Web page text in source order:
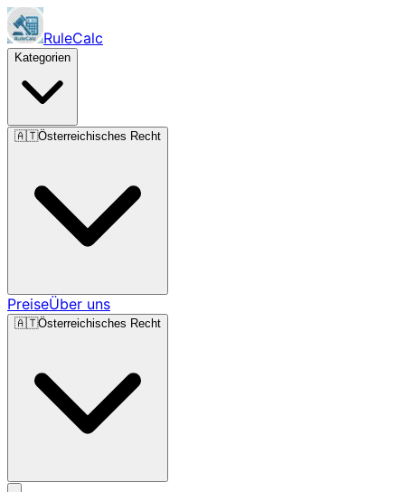
RuleCalc
Kategorien
🇦🇹Österreichisches Recht
PreiseÜber uns
🇦🇹Österreichisches Recht